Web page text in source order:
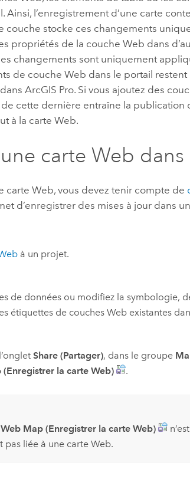
Ainsi, l’enregistrement d’une carte
couche stocke ces changements
propriétés de la couche Web dans
changements sont uniquement
de couche Web dans le portail restent
dansArcGIS Pro. Si vous ajoutez des
de cette dernière entraîne la publication
à la carte Web.
carte Web
carte Web, vous devez tenir compte de
d’enregistrer des mises à jour dans
à un projet.
de données ou modifiez la symbologie,
étiquettes de couches Web existantes
Share (Partager), dans le groupe
(Enregistrer la carte Web) .
Map (Enregistrer la carte Web)
pas liée à une carte Web.